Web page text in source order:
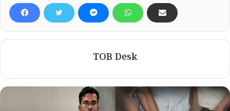
TOB Desk